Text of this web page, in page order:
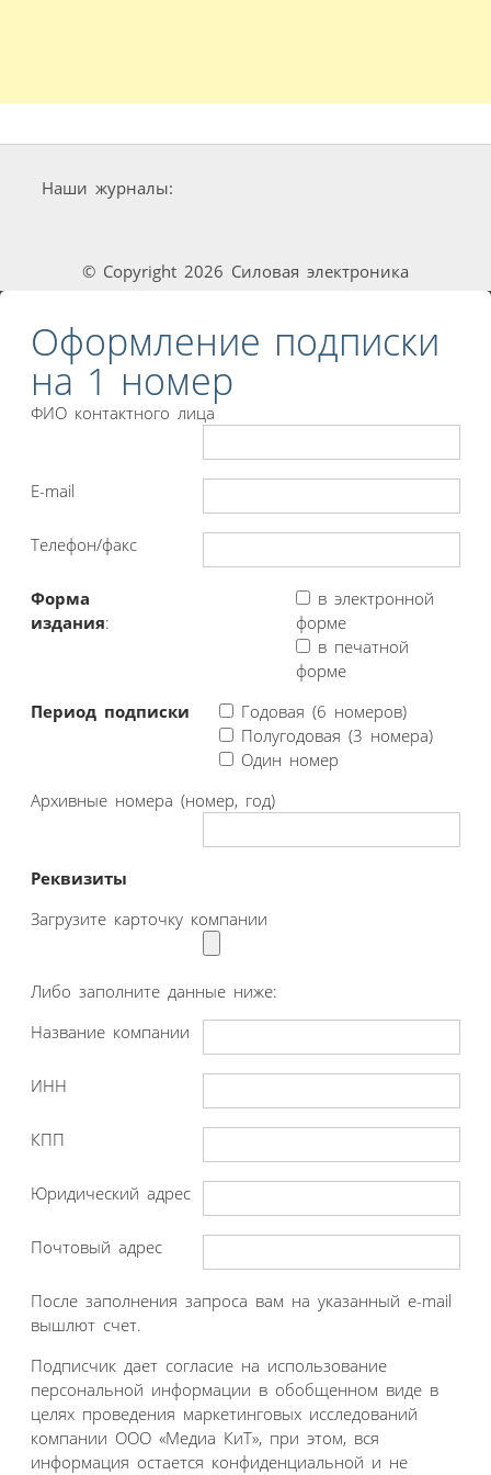
Наши журналы:
© Copyright 2026 Силовая электроника
Оформление подписки
на 1 номер
ФИО контактного лица
E-mail
Телефон/факс
Форма
издания:
в электронной
форме
в печатной
форме
Период подписки
Годовая (6 номеров)
Полугодовая (3 номера)
Один номер
Архивные номера (номер, год)
Реквизиты
Загрузите карточку компании
Либо заполните данные ниже:
Название компании
ИНН
КПП
Юридический адрес
Почтовый адрес
После заполнения запроса вам на указанный e-mail
вышлют счет.
Подписчик дает согласие на использование
персональной информации в обобщенном виде в
целях проведения маркетинговых исследований
компании ООО «Медиа КиТ», при этом, вся
информация остается конфиденциальной и не